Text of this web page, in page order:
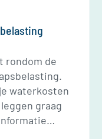
rondom de
waterkosten
graag